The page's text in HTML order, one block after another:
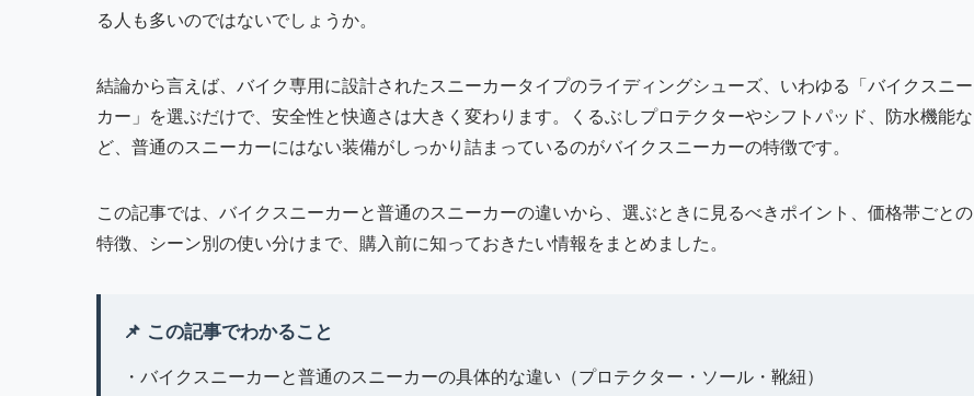
る人も多いのではないでしょうか。
結論から言えば、バイク専用に設計されたスニーカータイプのライディングシューズ、いわゆる「バイクスニー
カー」を選ぶだけで、安全性と快適さは大きく変わります。くるぶしプロテクターやシフトパッド、防水機能な
ど、普通のスニーカーにはない装備がしっかり詰まっているのがバイクスニーカーの特徴です。
この記事では、バイクスニーカーと普通のスニーカーの違いから、選ぶときに見るべきポイント、価格帯ごとの
特徴、シーン別の使い分けまで、購入前に知っておきたい情報をまとめました。
📌 この記事でわかること
・バイクスニーカーと普通のスニーカーの具体的な違い（プロテクター・ソール・靴紐）